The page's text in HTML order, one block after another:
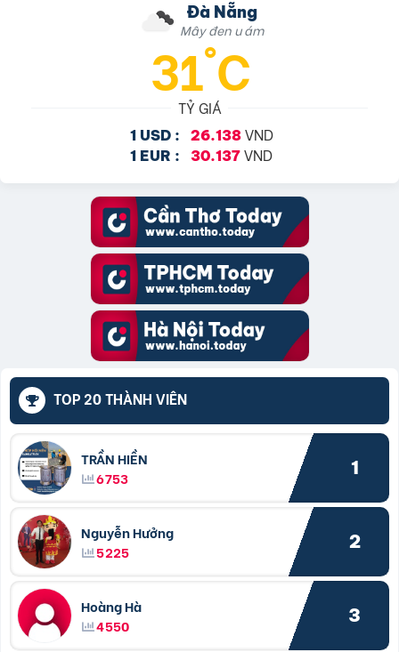
Đà Nẵng
Mây đen u ám
31°C
TỶ GIÁ
1 USD : 26.138VND
1 EUR : 30.137 VND
TOP 20 THÀNH VIÊN
TRẦN HIỀN
6753
1
Nguyễn Hưởng
5225
2
Hoàng Hà
4550
3